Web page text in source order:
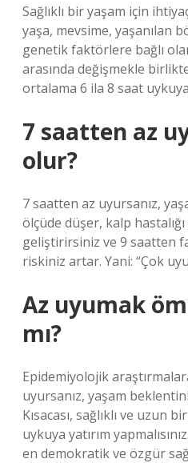
Sağlıklı bir yaşam için
yaşa, mevsime, yaşanılan
genetik faktörlere bağlı
arasında değişmekle
ortalama 6 ila 8 saat
7 saatten az
olur?
7 saatten az uyursanız,
ölçüde düşer, kalp
geliştirirsiniz ve 9 saatten
riskiniz artar. Yani: “Çok
Az uyumak
mı?
Epidemiyolojik
uyursanız, yaşam
Kısacası, sağlıklı ve uzun
uykuya yatırım
en demokratik ve özgür